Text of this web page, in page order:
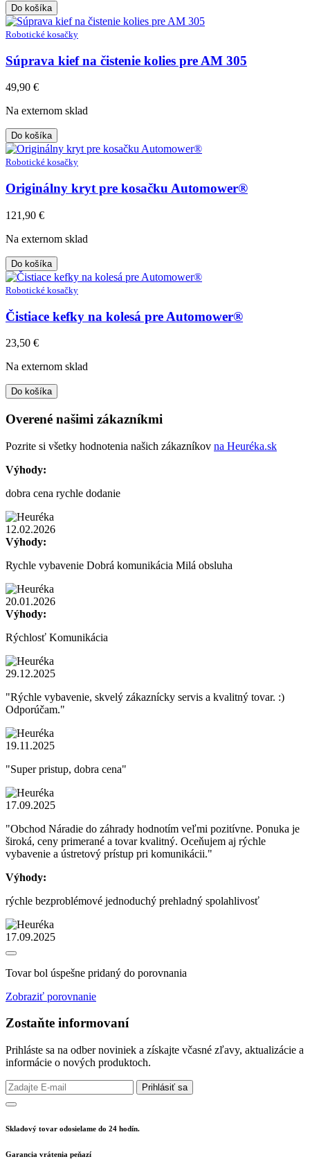
Do košíka
Robotické kosačky
Súprava kief na čistenie kolies pre AM 305
49,90 €
Na externom sklad
Do košíka
Robotické kosačky
Originálny kryt pre kosačku Automower®
121,90 €
Na externom sklad
Do košíka
Robotické kosačky
Čistiace kefky na kolesá pre Automower®
23,50 €
Na externom sklad
Do košíka
Overené našimi zákazníkmi
Pozrite si všetky hodnotenia našich zákazníkov na Heuréka.sk
Výhody:
dobra cena rychle dodanie
12.02.2026
Výhody:
Rychle vybavenie Dobrá komunikácia Milá obsluha
20.01.2026
Výhody:
Rýchlosť Komunikácia
29.12.2025
"Rýchle vybavenie, skvelý zákaznícky servis a kvalitný tovar. :)
Odporúčam."
19.11.2025
"Super pristup, dobra cena"
17.09.2025
"Obchod Náradie do záhrady hodnotím veľmi pozitívne. Ponuka je
široká, ceny primerané a tovar kvalitný. Oceňujem aj rýchle
vybavenie a ústretový prístup pri komunikácii."
Výhody:
rýchle bezproblémové jednoduchý prehladný spolahlivosť
17.09.2025
Tovar bol úspešne pridaný do porovnania
Zobraziť porovnanie
Zostaňte informovaní
Prihláste sa na odber noviniek a získajte včasné zľavy, aktualizácie a
informácie o nových produktoch.
Prihlásiť sa
Skladový tovar odosielame do 24 hodín.
Garancia vrátenia peňazí